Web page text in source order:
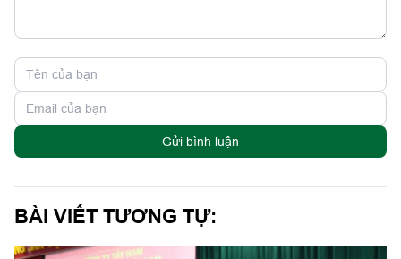
Gửi bình luận
BÀI VIẾT TƯƠNG TỰ: